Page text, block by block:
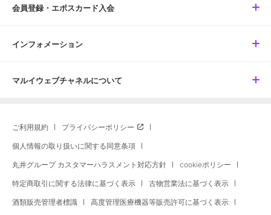
会員登録・エポスカード入会
インフォメーション
マルイウェブチャネルについて
ご利用規約 プライバシーポリシー
個人情報の取り扱いに関する同意条項
丸井グループ カスタマーハラスメント対応方針 cookieポリシー
特定商取引に関する法律に基づく表示 古物営業法に基づく表示
酒類販売管理者標識 高度管理医療機器等販売許可に基づく表示